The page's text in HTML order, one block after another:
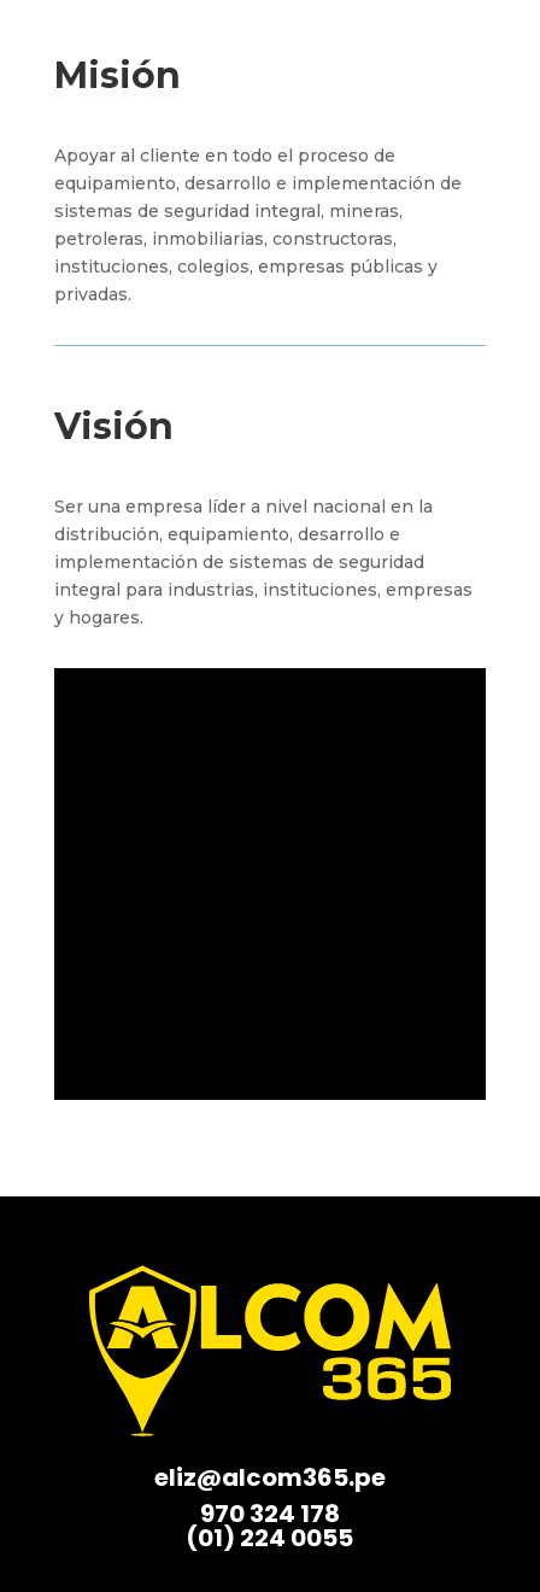
Misión
Apoyar al cliente en todo el proceso de
equipamiento, desarrollo e implementación de
sistemas de seguridad integral, mineras,
petroleras, inmobiliarias, constructoras,
instituciones, colegios, empresas públicas y
privadas.
Visión
Ser una empresa líder a nivel nacional en la
distribución, equipamiento, desarrollo e
implementación de sistemas de seguridad
integral para industrias, instituciones, empresas
y hogares.
eliz@alcom365.pe
970 324 178
(01) 224 0055